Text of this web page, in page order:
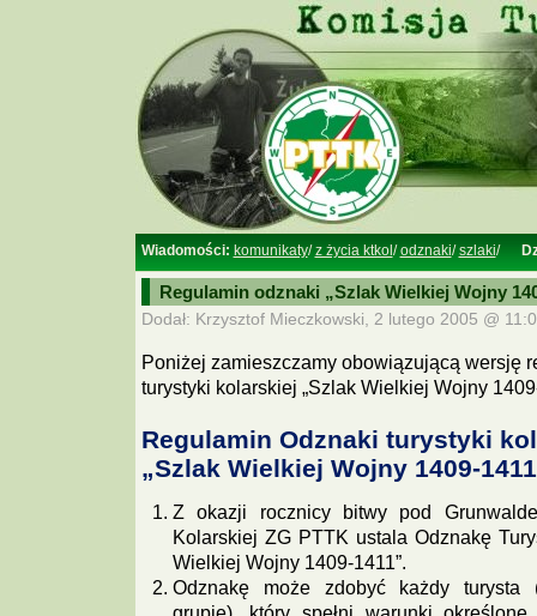
Wiadomości: komunikaty/z życia ktkol /odznaki/szlaki/
Regulamin odznaki „Szlak Wielkiej Wojny
Dodał: Krzysztof Mieczkowski, 2 lutego 2005 @
Poniżej zamieszczamy obowiązującą wersję
turystyki kolarskiej „Szlak Wielkiej Wojny
Regulamin Odznaki turystyki
„Szlak Wielkiej Wojny 1409-
Z okazji rocznicy bitwy pod
Kolarskiej ZG PTTK ustala Odznakę
Wielkiej Wojny 1409-1411”.
Odznakę może zdobyć każdy turysta